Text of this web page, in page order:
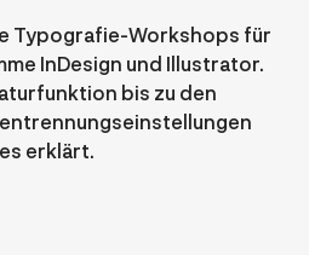
Typografie-Workshops für
InDesign und Illustrator.
bis zu den
erklärt.